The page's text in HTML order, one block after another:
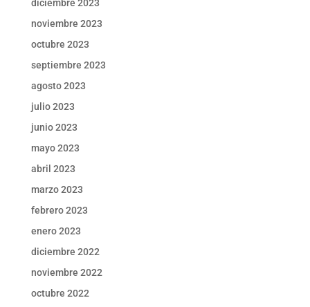
diciembre 2023
noviembre 2023
octubre 2023
septiembre 2023
agosto 2023
julio 2023
junio 2023
mayo 2023
abril 2023
marzo 2023
febrero 2023
enero 2023
diciembre 2022
noviembre 2022
octubre 2022